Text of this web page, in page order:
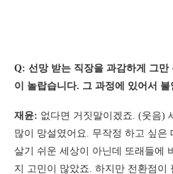
Q: 선망 받는 직장을 과감하게 그만
이 놀랍습니다. 그 과정에 있어서
재윤: 없다면 거짓말이겠죠. (웃음)
많이 망설였어요. 무작정 하고 싶은
살기 쉬운 세상이 아닌데 또래들에
지 고민이 많았죠. 하지만 전환점이